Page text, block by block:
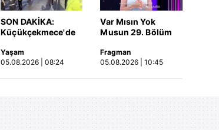
SON DAKİKA:
Küçükçekmece'de
Otomobil, İETT
otobüsüne çarptı: 3
Yaşam
05.08.2026 | 08:24
Var Mısın Yok
Musun 29. Bölüm
yayınlandı | Video
Fragman
05.08.2026 | 10:45